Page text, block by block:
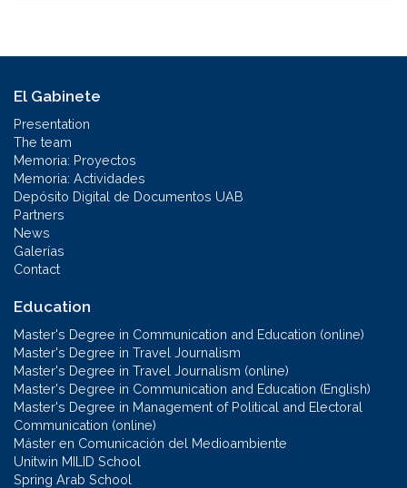
El Gabinete
Presentation
The team
Memoria: Proyectos
Memoria: Actividades
Depósito Digital de Documentos UAB
Partners
News
Galerías
Contact
Education
Master's Degree in Communication and Education (online)
Master's Degree in Travel Journalism
Master's Degree in Travel Journalism (online)
Master's Degree in Communication and Education (English)
Master's Degree in Management of Political and Electoral
Communication (online)
Máster en Comunicación del Medioambiente
Unitwin MILID School
Spring Arab School